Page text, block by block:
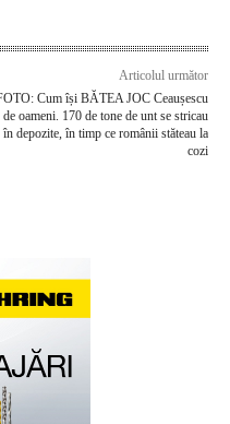
Articolul următor
Cum își BĂTEA JOC Ceaușescu
de oameni. 170 de tone de unt se stricau
în depozite, în timp ce românii stăteau la
cozi